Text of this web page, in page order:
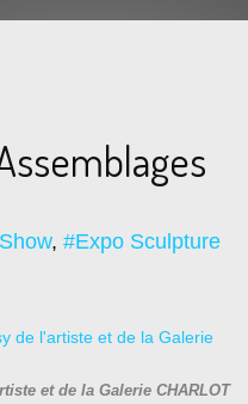
, #Expo Sculpture
et de la Galerie CHARLOT